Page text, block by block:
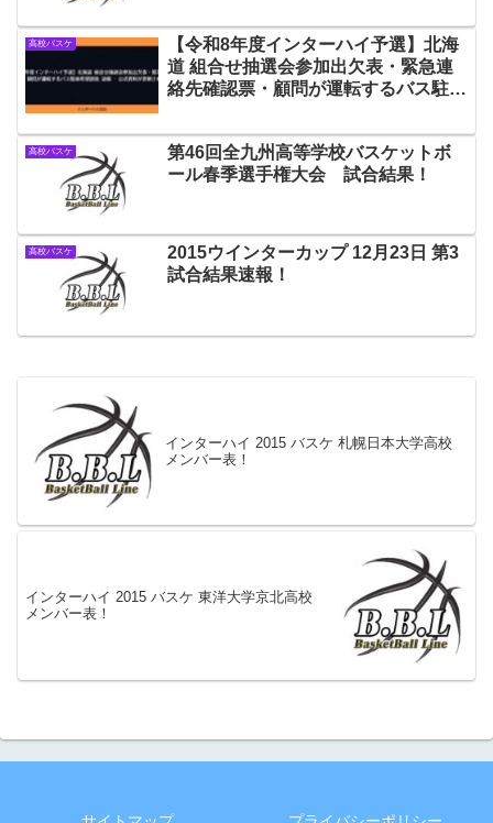
高校バスケ
【令和8年度インターハイ予選】北海
道 組合せ抽選会参加出欠表・緊急連
絡先確認票・顧問が運転するバス駐車
ました
高校バスケ
第46回全九州高等学校バスケットボ
ール春季選手権大会 試合結果！
高校バスケ
2015ウインターカップ 12月23日 第3
試合結果速報！
インターハイ 2015 バスケ 札幌日本大学高校
メンバー表！
インターハイ 2015 バスケ 東洋大学京北高校
メンバー表！